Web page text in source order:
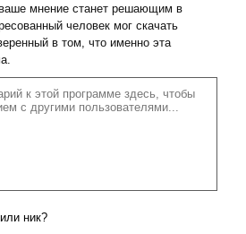
мнение станет решающим в
человек мог скачать
в том, что именно эта
ник?